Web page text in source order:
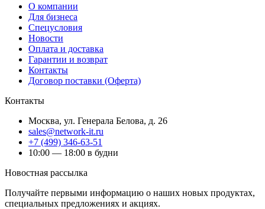
О компании
Для бизнеса
Спецусловия
Новости
Оплата и доставка
Гарантии и возврат
Контакты
Договор поставки (Оферта)
Контакты
Москва, ул. Генерала Белова, д. 26
sales@network-it.ru
+7 (499) 346-63-51
10:00 — 18:00 в будни
Новостная рассылка
Получайте первыми информацию о наших новых продуктах,
специальных предложениях и акциях.